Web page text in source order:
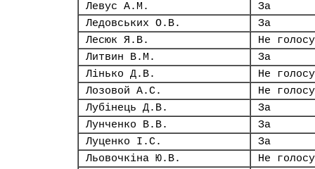
Левус А.М.
За
Ледовських О.В.
За
Лесюк Я.В.
Не
Литвин В.М.
За
Лінько Д.В.
Не
Лозовой А.С.
Не
Лубінець Д.В.
За
Лунченко В.В.
За
Луценко І.С.
За
Льовочкіна Ю.В.
Не